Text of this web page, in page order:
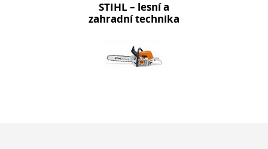
STIHL – lesní a
zahradní technika